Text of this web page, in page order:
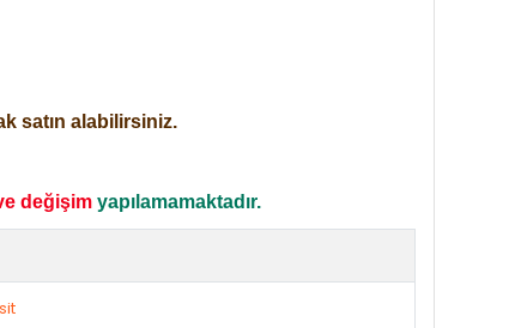
satın alabilirsiniz.
değişim yapılamamaktadır.